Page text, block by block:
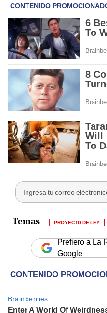
PROYECTO DE LEY
Prefiero a La
Google